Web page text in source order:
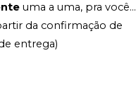
uma a uma, pra você...
da confirmação de
entrega)